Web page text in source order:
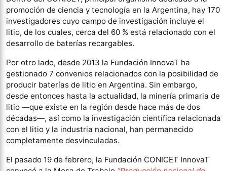
promoción de ciencia y tecnología en la Argentina, hay 170
investigadores cuyo campo de investigación incluye el
litio, de los cuales, cerca del 60 % está relacionado con el
desarrollo de baterías recargables.
Por otro lado, desde 2013 la Fundación InnovaT ha
gestionado 7 convenios relacionados con la posibilidad de
producir baterías de litio en Argentina. Sin embargo,
desde entonces hasta la actualidad, la minería primaria de
litio —que existe en la región desde hace más de dos
décadas—, así como la investigación científica relacionada
con el litio y la industria nacional, han permanecido
completamente desvinculadas.
El pasado 19 de febrero, la Fundación CONICET InnovaT